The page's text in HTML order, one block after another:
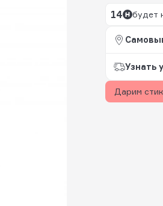
14 будет
Узнать
Дарим